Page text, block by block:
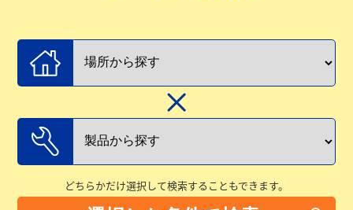
どちらかだけ選択して検索することもできます。